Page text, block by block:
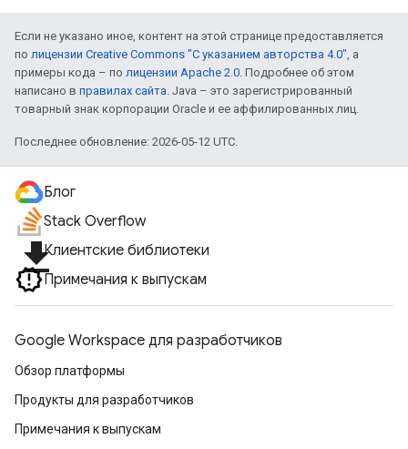
Если не указано иное, контент на этой странице предоставляется
по лицензии Creative Commons "С указанием авторства 4.0", а
примеры кода – по лицензии Apache 2.0. Подробнее об этом
написано в правилах сайта. Java – это зарегистрированный
товарный знак корпорации Oracle и ее аффилированных лиц.
Последнее обновление: 2026-05-12 UTC.
Блог
Stack Overflow
file_downloadКлиентские библиотеки
Примечания к выпускам
Google Workspace для разработчиков
Обзор платформы
Продукты для разработчиков
Примечания к выпускам